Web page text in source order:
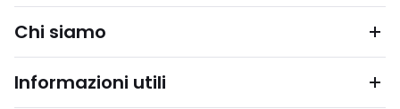
Chi siamo
Informazioni utili